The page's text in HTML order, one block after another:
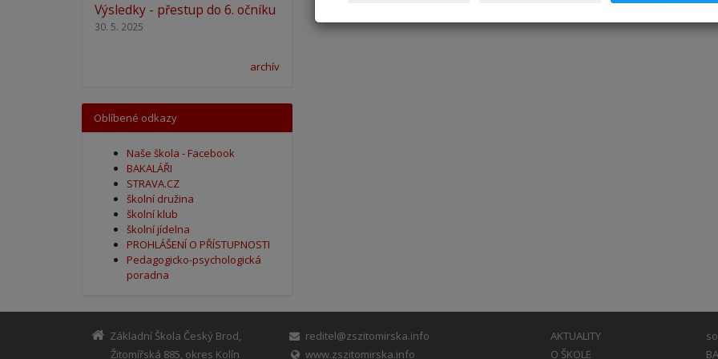
Výsledky - přestup do 6. očníku
30. 5. 2025
archív
Oblíbené odkazy
Naše škola - Facebook
BAKALÁŘI
STRAVA.CZ
školní družina
školní klub
školní jídelna
PROHLÁŠENÍ O PŘÍSTUPNOSTI
Pedagogicko-psychologická
poradna
Základní Škola Český Brod,
Žitomířská 885, okres Kolín
reditel@zszitomirska.info
www.zszitomirska.info
AKTUALITY
O ŠKOLE